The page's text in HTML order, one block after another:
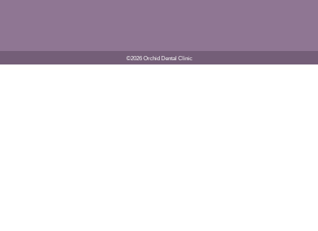
©2026 Orchid Dental Clinic